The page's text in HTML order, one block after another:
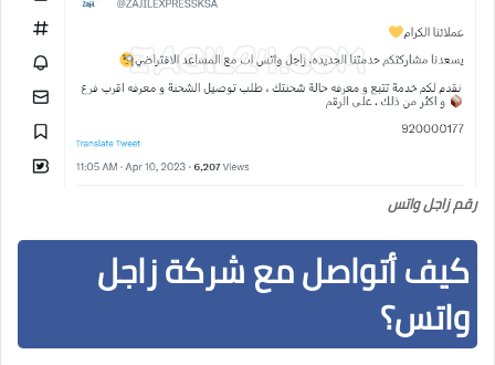
رقم زاجل واتس
كيف أتواصل مع شركة زاجل
واتس؟